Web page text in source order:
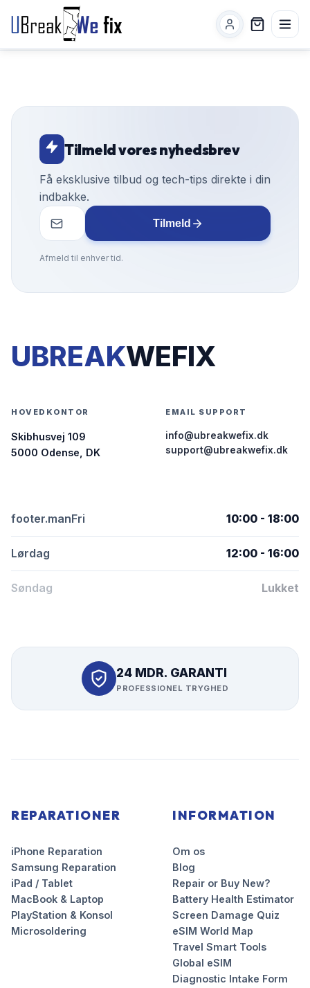
Tilmeld vores nyhedsbrev
Få eksklusive tilbud og tech-tips direkte i din
indbakke.
Tilmeld
Afmeld til enhver tid.
UBREAKWEFIX
HOVEDKONTOR
Skibhusvej 109
5000 Odense, DK
EMAIL SUPPORT
info@ubreakwefix.dk
support@ubreakwefix.dk
footer.manFri 10:00 - 18:00
Lørdag 12:00 - 16:00
Søndag Lukket
24 MDR. GARANTI
PROFESSIONEL TRYGHED
REPARATIONER
iPhone Reparation
Samsung Reparation
iPad / Tablet
MacBook & Laptop
PlayStation & Konsol
Microsoldering
INFORMATION
Om os
Blog
Repair or Buy New?
Battery Health Estimator
Screen Damage Quiz
eSIM World Map
Travel Smart Tools
Global eSIM
Diagnostic Intake Form